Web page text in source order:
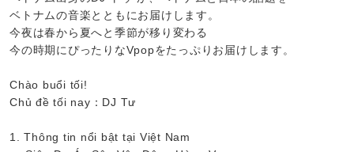
ベトナムの音楽とともにお届けします。
今夜は春から夏へと季節が移り変わる
今の時期にぴったりなVpopをたっぷりお届けします。
Chào buổi tối!
Chủ đề tối nay：DJ Tư
1. Thông tin nổi bật tại Việt Nam